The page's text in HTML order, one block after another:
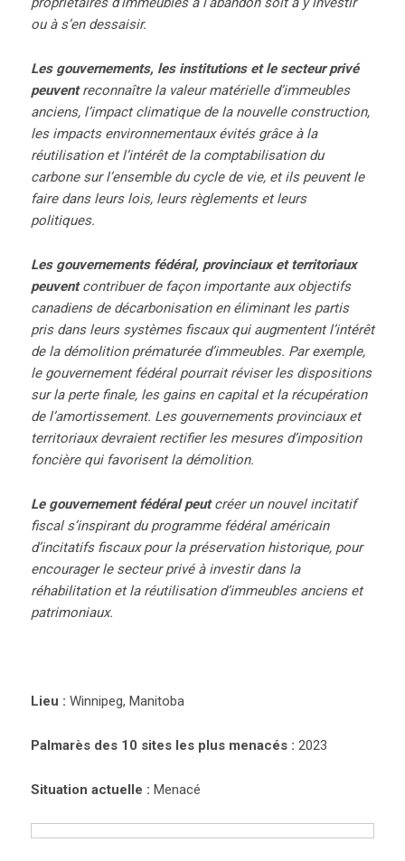
ou à s’en dessaisir.
Les gouvernements, les institutions et le secteur privé
peuventreconnaître la valeur matérielle d’immeubles
anciens, l’impact climatique de la nouvelle construction,
les impacts environnementaux évités grâce à la
réutilisation et l’intérêt de la comptabilisation du
carbone sur l’ensemble du cycle de vie, et ils peuvent le
faire dans leurs lois, leurs règlements et leurs
politiques.
Les gouvernements fédéral, provinciaux et territoriaux
peuventcontribuer de façon importante aux objectifs
canadiens de décarbonisation en éliminant les partis
pris dans leurs systèmes fiscaux qui augmentent l’intérêt
de la démolition prématurée d’immeubles. Par exemple,
le gouvernement fédéral pourrait réviser les dispositions
sur la perte finale, les gains en capital et la récupération
de l’amortissement. Les gouvernements provinciaux et
territoriaux devraient rectifier les mesures d’imposition
foncière qui favorisent la démolition.
Le gouvernement fédéral peutcréer un nouvel incitatif
fiscal s’inspirant du programme fédéral américain
d’incitatifs fiscaux pour la préservation historique, pour
encourager le secteur privé à investir dans la
réhabilitation et la réutilisation d’immeubles anciens et
patrimoniaux.
Lieu : Winnipeg, Manitoba
Palmarès des 10 sites les plus menacés : 2023
Situation actuelle : Menacé